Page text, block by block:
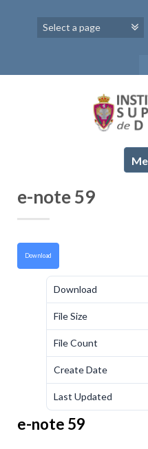
e-note 59
Download
Download
File Size
File Count
Create Date
Last Updated
e-note 59